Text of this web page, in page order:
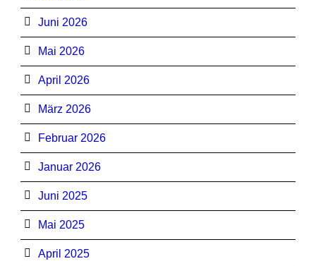
Juni 2026
Mai 2026
April 2026
März 2026
Februar 2026
Januar 2026
Juni 2025
Mai 2025
April 2025